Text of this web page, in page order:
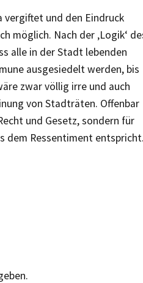
vergiftet und den Eindruck
möglich. Nach der ‚Logik‘
alle in der Stadt lebenden
ausgesiedelt werden, bis
zwar völlig irre und auch
von Stadträten. Offenbar
und Gesetz, sondern für
dem Ressentiment entspricht.